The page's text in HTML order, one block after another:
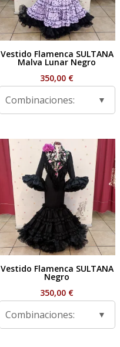
Vestido Flamenca SULTANA
Malva Lunar Negro
350,00 €
Combinaciones:
Vestido Flamenca SULTANA
Negro
350,00 €
Combinaciones: